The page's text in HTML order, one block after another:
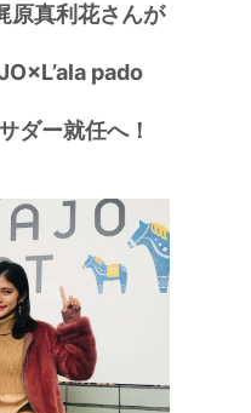
原真利花さんが
pado
ダー就任へ！